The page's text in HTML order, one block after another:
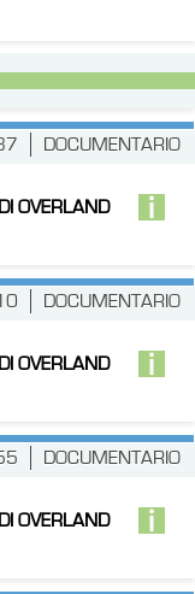
DOCUMENTARIO
OVERLAND
DOCUMENTARIO
OVERLAND
DOCUMENTARIO
OVERLAND